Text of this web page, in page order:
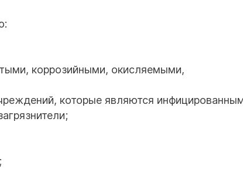
коррозийными, окисляемыми,
которые являются